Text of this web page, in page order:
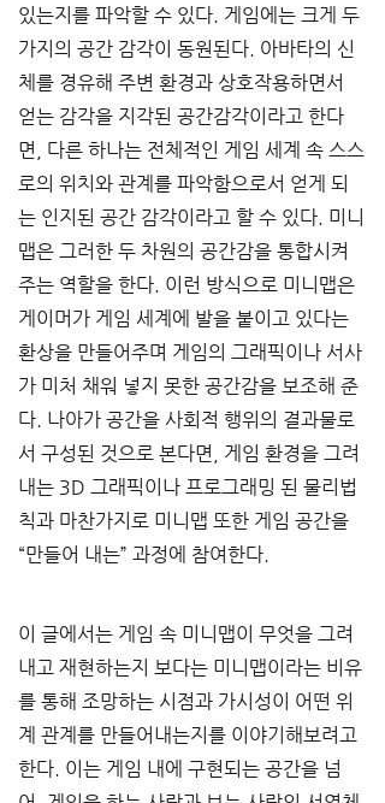
있는지를 파악할 수 있다. 게임에는 크게 두
가지의 공간 감각이 동원된다. 아바타의 신
체를 경유해 주변 환경과 상호작용하면서
얻는 감각을 지각된 공간감각이라고 한다
면, 다른 하나는 전체적인 게임 세계 속 스스
로의 위치와 관계를 파악함으로서 얻게 되
는 인지된 공간 감각이라고 할 수 있다. 미니
맵은 그러한 두 차원의 공간감을 통합시켜
주는 역할을 한다. 이런 방식으로 미니맵은
게이머가 게임 세계에 발을 붙이고 있다는
환상을 만들어주며 게임의 그래픽이나 서사
가 미처 채워 넣지 못한 공간감을 보조해 준
다. 나아가 공간을 사회적 행위의 결과물로
서 구성된 것으로 본다면, 게임 환경을 그려
내는 3D 그래픽이나 프로그래밍 된 물리법
칙과 마찬가지로 미니맵 또한 게임 공간을
“만들어 내는” 과정에 참여한다.
이 글에서는 게임 속 미니맵이 무엇을 그려
내고 재현하는지 보다는 미니맵이라는 비유
를 통해 조망하는 시점과 가시성이 어떤 위
계 관계를 만들어내는지를 이야기해보려고
한다. 이는 게임 내에 구현되는 공간을 넘